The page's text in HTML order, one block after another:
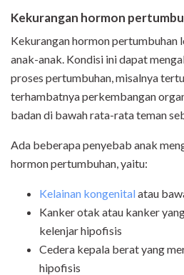
Kekurangan hormon
Kekurangan hormon pertumbuhan
anak-anak. Kondisi ini dapat
proses pertumbuhan, misalnya
terhambatnya perkembangan
badan di bawah rata-rata teman
Ada beberapa penyebab anak
hormon pertumbuhan, yaitu:
Kelainan kongenitalatau
Kanker otak atau kanker
kelenjar hipofisis
Cedera kepala berat yang
hipofisis